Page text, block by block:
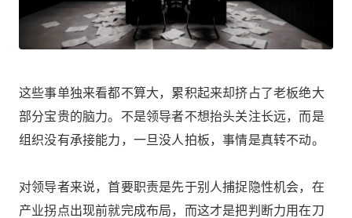
这些事单独来看都不算大，累积起来却挤占了老板绝大
部分宝贵的脑力。不是领导者不想抬头关注长远，而是
组织没有承接能力，一旦没人拍板，事情是真转不动。
对领导者来说，首要职责是先于别人捕捉隐性机会，在
产业拐点出现前就完成布局，而这才是把判断力用在刀